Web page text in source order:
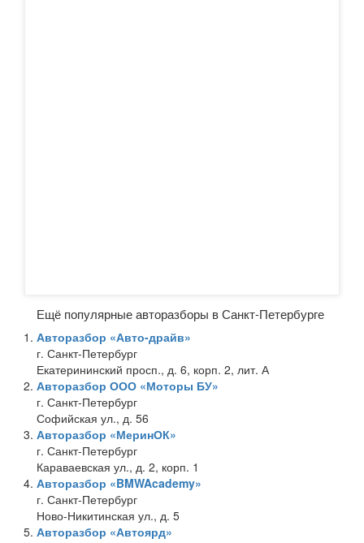
Ещё популярные авторазборы в Санкт-Петербурге
Авторазбор «Авто-драйв»
г. Санкт-Петербург
Екатерининский просп., д. 6, корп. 2, лит. А
Авторазбор ООО «Моторы БУ»
г. Санкт-Петербург
Софийская ул., д. 56
Авторазбор «МеринОК»
г. Санкт-Петербург
Караваевская ул., д. 2, корп. 1
Авторазбор «BMWAcademy»
г. Санкт-Петербург
Ново-Никитинская ул., д. 5
Авторазбор «Автоярд»